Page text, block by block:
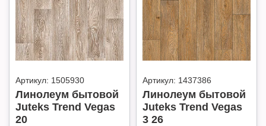
Артикул: 1505930
Линолеум бытовой
Juteks Trend Vegas
20
Артикул: 1437386
Линолеум бытовой
Juteks Trend Vegas
3 26